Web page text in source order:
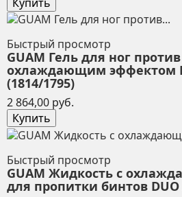
Быстрый просмотр
GUAM Гель для ног
охлаждающим эффектом
(1814/1795)
2 864,00 руб.
Купить
Быстрый просмотр
GUAM Жидкость с
для пропитки бинтов DUO